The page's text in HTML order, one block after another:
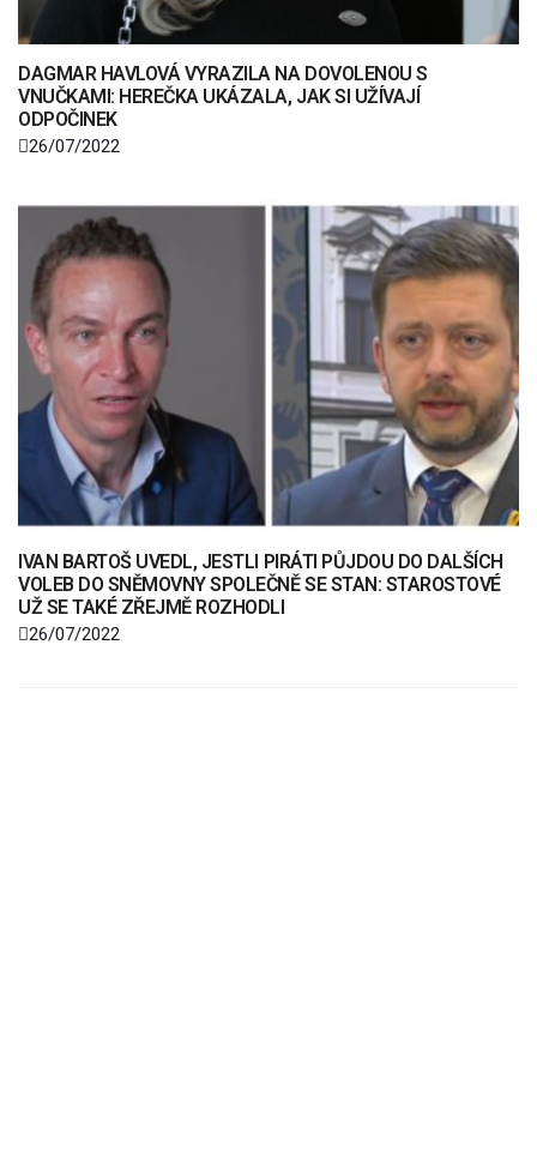
DAGMAR HAVLOVÁ VYRAZILA NA DOVOLENOU S
VNUČKAMI: HEREČKA UKÁZALA, JAK SI UŽÍVAJÍ
ODPOČINEK
26/07/2022
IVAN BARTOŠ UVEDL, JESTLI PIRÁTI PŮJDOU DO DALŠÍCH
VOLEB DO SNĚMOVNY SPOLEČNĚ SE STAN: STAROSTOVÉ
UŽ SE TAKÉ ZŘEJMĚ ROZHODLI
26/07/2022